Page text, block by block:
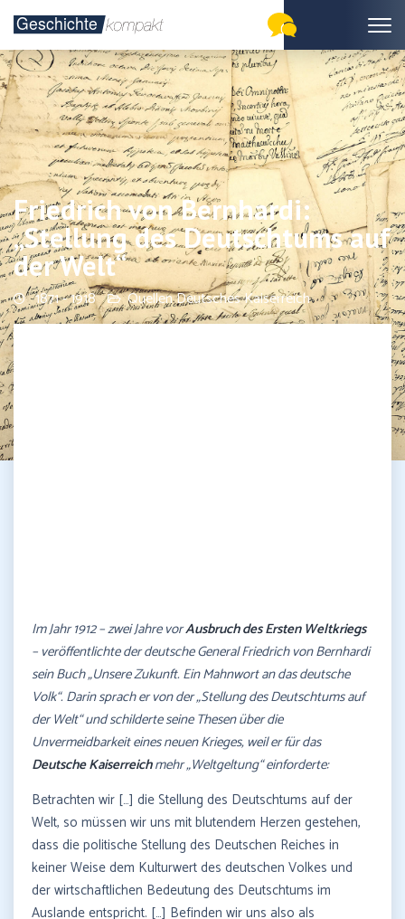
Friedrich von Bernhardi:
„Stellung des Deutschtums auf
der Welt“
1871 - 1918 Quellen Deutsches Kaiserreich
Im Jahr 1912 – zwei Jahre vorAusbruch des Ersten Weltkriegs
– veröffentlichte der deutsche General Friedrich von Bernhardi
sein Buch „Unsere Zukunft. Ein Mahnwort an das deutsche
Volk“. Darin sprach er von der „Stellung des Deutschtums auf
der Welt“ und schilderte seine Thesen über die
Unvermeidbarkeit eines neuen Krieges, weil er für das
Deutsche Kaiserreichmehr „Weltgeltung“ einforderte:
Betrachten wir […] die Stellung des Deutschtums auf der
Welt, so müssen wir uns mit blutendem Herzen gestehen,
dass die politische Stellung des Deutschen Reiches in
keiner Weise dem Kulturwert des deutschen Volkes und
der wirtschaftlichen Bedeutung des Deutschtums im
Auslande entspricht. […] Befinden wir uns also als